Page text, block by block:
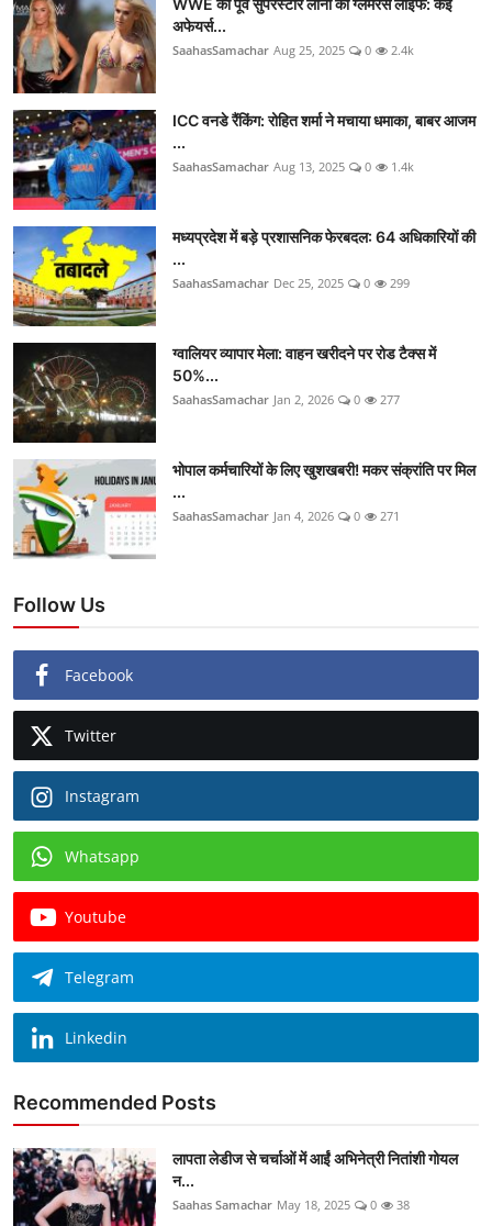
WWE की पूर्व सुपरस्टार लाना की ग्लैमरस लाइफ: कई
अफेयर्स...
SaahasSamachar Aug 25, 2025 0 2.4k
ICC वनडे रैंकिंग: रोहित शर्मा ने मचाया धमाका, बाबर आजम
...
SaahasSamachar Aug 13, 2025 0 1.4k
मध्यप्रदेश में बड़े प्रशासनिक फेरबदल: 64 अधिकारियों की
...
SaahasSamachar Dec 25, 2025 0 299
ग्वालियर व्यापार मेला: वाहन खरीदने पर रोड टैक्स में
50%...
SaahasSamachar Jan 2, 2026 0 277
भोपाल कर्मचारियों के लिए खुशखबरी! मकर संक्रांति पर मिल
...
SaahasSamachar Jan 4, 2026 0 271
Follow Us
Facebook
Twitter
Instagram
Whatsapp
Youtube
Telegram
Linkedin
Recommended Posts
लापता लेडीज से चर्चाओं में आईं अभिनेत्री नितांशी गोयल
न...
Saahas Samachar May 18, 2025 0 38